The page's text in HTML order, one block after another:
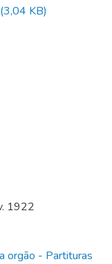
(3,04 KB)
1922
orgão - Partituras